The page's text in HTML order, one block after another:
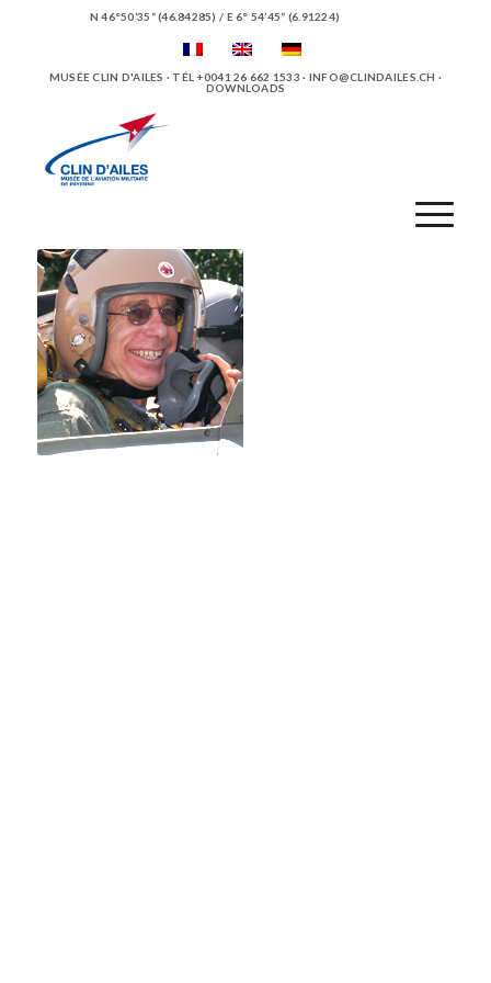
N 46°50’35“ (46.84285) / E 6° 54’45“ (6.91224)
MUSÉE CLIN D'AILES · TÉL +0041 26 662 1533 · INFO@CLINDAILES.CH ·
DOWNLOADS